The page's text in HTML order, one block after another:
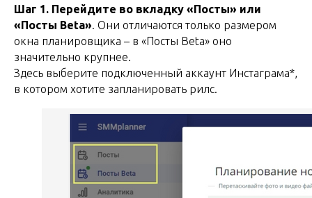
Шаг 1. Перейдите во вкладку «Посты» или
«Посты Beta». Они отличаются только размером
окна планировщика – в «Посты Beta» оно
значительно крупнее.
Здесь выберите подключенный аккаунт Инстаграма*,
в котором хотите запланировать рилс.